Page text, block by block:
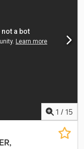
information =
bladfjeder
luftaffjedring
1 / 15